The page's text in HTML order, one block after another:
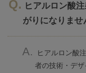
ヒアルロン酸
がりになりませ
ヒアルロン酸
者の技術・デザ